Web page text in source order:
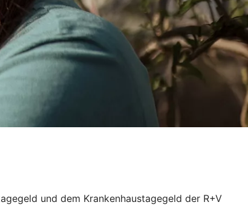
und dem Krankenhaustagegeld der R+V